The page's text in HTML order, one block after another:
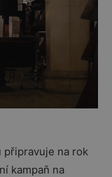
připravuje na rok
kampaň na